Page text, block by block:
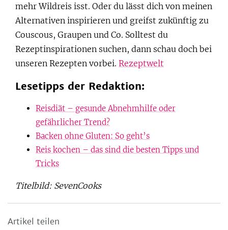
mehr Wildreis isst. Oder du lässt dich von meinen
Alternativen inspirieren und greifst zukünftig zu
Couscous, Graupen und Co. Solltest du
Rezeptinspirationen suchen, dann schau doch bei
unseren Rezepten vorbei. Rezeptwelt
Lesetipps der Redaktion:
Reisdiät – gesunde Abnehmhilfe oder
gefährlicher Trend?
Backen ohne Gluten: So geht’s
Reis kochen – das sind die besten Tipps und
Tricks
Titelbild: SevenCooks
Artikel teilen